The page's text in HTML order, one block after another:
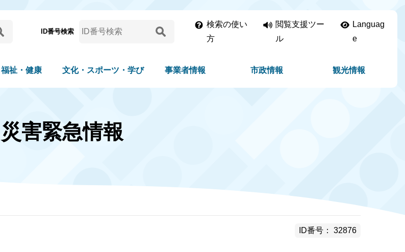
ID番号検索
検索の使い
方
閲覧支援ツー
ル
Languag
e
福祉・健康 文化・スポーツ・学び 事業者情報 市政情報 観光情報
災害緊急情報
ID番号： 32876